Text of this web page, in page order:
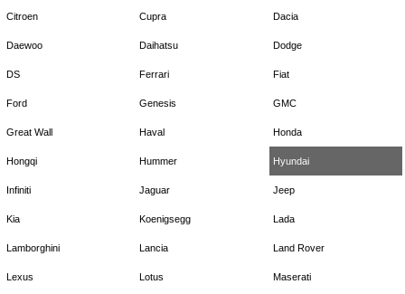
Citroen Cupra Dacia
Daewoo Daihatsu Dodge
DS Ferrari Fiat
Ford Genesis GMC
Great Wall Haval Honda
Hongqi Hummer Hyundai
Infiniti Jaguar Jeep
Kia Koenigsegg Lada
Lamborghini Lancia Land Rover
Lexus Lotus Maserati